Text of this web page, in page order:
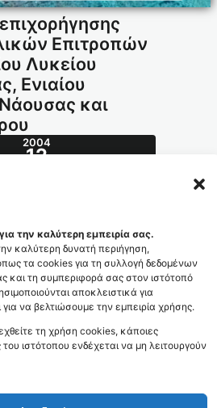
την καλύτερη εμπειρία σας.
καλύτερη δυνατή περιήγηση,
τα cookies για τη συλλογή δεδομένων
και τη συμπεριφορά σας στον ιστότοπό
αποκλειστικά για
να βελτιώσουμε την εμπειρία χρήσης.
τη χρήση cookies, κάποιες
του ιστότοπου ενδέχεται να μη λειτουργούν
Επιτροπών
Λυκείου
Ενιαίου
και
2004
12